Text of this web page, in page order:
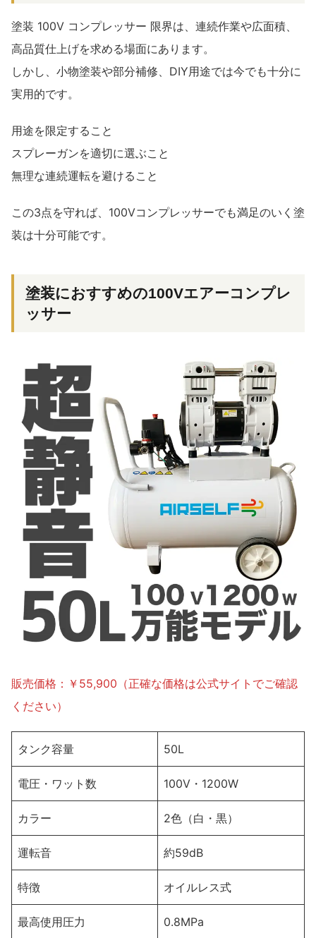
塗装 100V コンプレッサー 限界は、連続作業や広面積、
高品質仕上げを求める場面にあります。
しかし、小物塗装や部分補修、DIY用途では今でも十分に
実用的です。
用途を限定すること
スプレーガンを適切に選ぶこと
無理な連続運転を避けること
この3点を守れば、100Vコンプレッサーでも満足のいく塗
装は十分可能です。
塗装におすすめの100Vエアーコンプレ
ッサー
販売価格：￥55,900（正確な価格は公式サイトでご確認
ください）
タンク容量 50L
電圧・ワット数 100V・1200W
カラー 2色（白・黒）
運転音 約59dB
特徴 オイルレス式
最高使用圧力 0.8MPa